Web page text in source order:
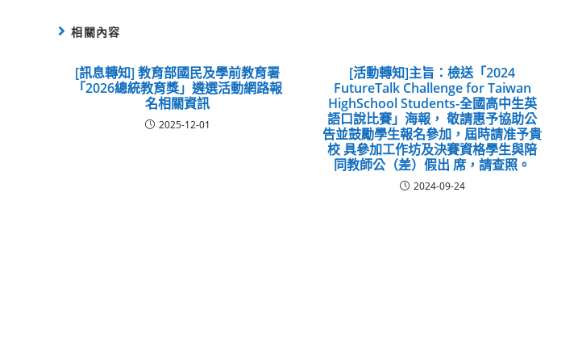
相關內容
[訊息轉知] 教育部國民及學前教育署
「2026總統教育獎」遴選活動網路報
名相關資訊
2025-12-01
[活動轉知]主旨：檢送「2024
FutureTalk Challenge for Taiwan
HighSchool Students-全國高中生英
語口說比賽」海報， 敬請惠予協助公
告並鼓勵學生報名參加，屆時請准予貴
校 具參加工作坊及決賽資格學生與陪
同教師公（差）假出 席，請查照。
2024-09-24